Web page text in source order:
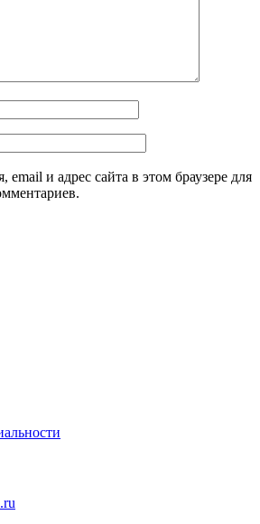
и адрес сайта в этом браузере для